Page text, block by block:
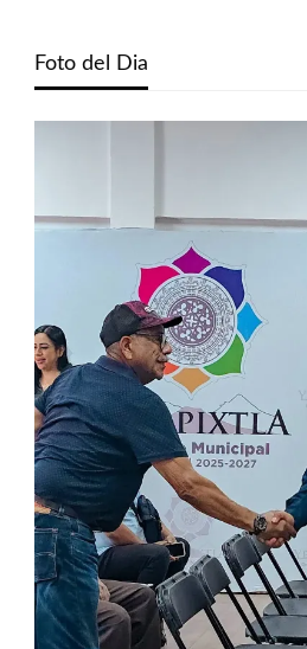
Foto del Dia